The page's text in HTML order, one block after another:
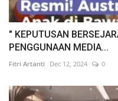
" KEPUTUSAN
PENGGUNAAN MEDIA...
Fitri Artanti Dec 12, 2024 0